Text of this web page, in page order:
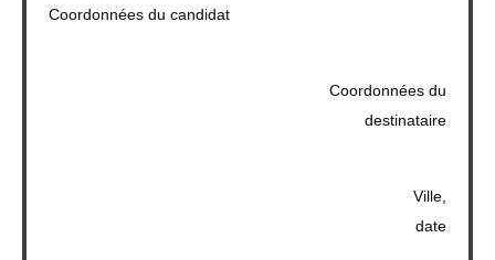
Coordonnées du candidat
Coordonnées du
destinataire
Ville,
date